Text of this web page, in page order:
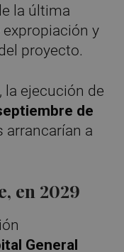
la última
y
proyecto.
la ejecución de
de
arrancarían a
en 2029
General